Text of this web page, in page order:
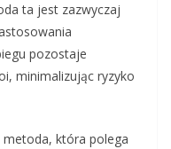
ta jest zazwyczaj
pozostaje
minimalizując ryzyko
która polega